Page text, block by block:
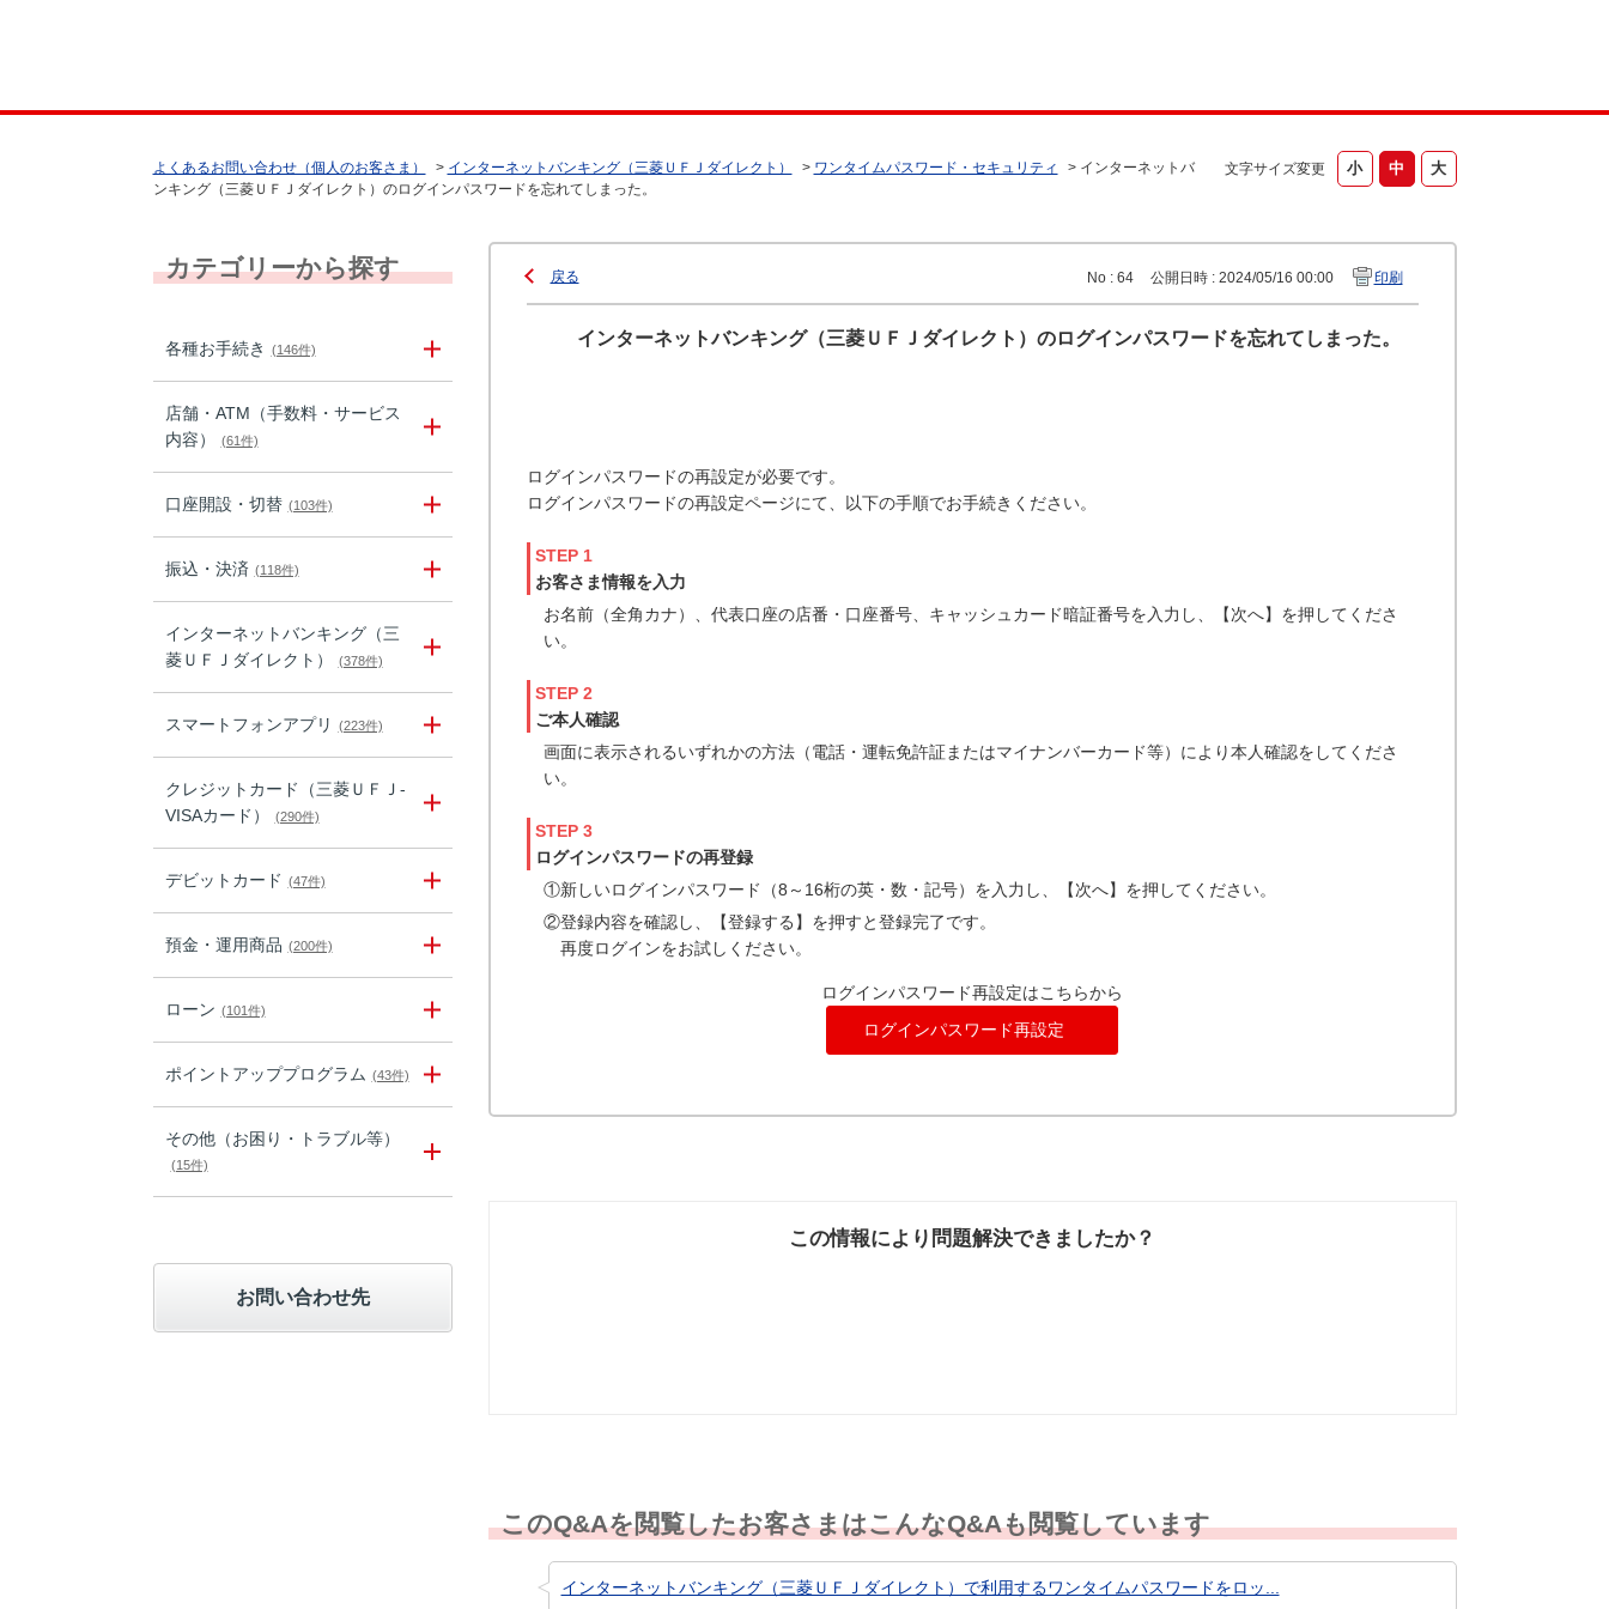
文字サイズ変更
よくあるお問い合わせ（個人のお客さま） > インターネットバンキング（三菱ＵＦＪダイレクト） > ワンタイムパスワード・セキュリティ > インターネットバ
ンキング（三菱ＵＦＪダイレクト）のログインパスワードを忘れてしまった。
カテゴリーから探す
各種お手続き (146件)
店舗・ATM（手数料・サービス
内容）
(61件)
口座開設・切替 (103件)
振込・決済 (118件)
インターネットバンキング（三
菱ＵＦＪダイレクト）
(378件)
スマートフォンアプリ (223件)
クレジットカード（三菱ＵＦＪ-
VISAカード）
(290件)
デビットカード (47件)
預金・運用商品 (200件)
ローン (101件)
ポイントアッププログラム (43件)
その他（お困り・トラブル等）
(15件)
お問い合わせ先
戻る No : 64 公開日時 : 2024/05/16 00:00 印刷
インターネットバンキング（三菱ＵＦＪダイレクト）のログインパスワードを忘れてしまった。
ログインパスワードの再設定が必要です。
ログインパスワードの再設定ページにて、以下の手順でお手続きください。
STEP 1
お客さま情報を入力
お名前（全角カナ）、代表口座の店番・口座番号、キャッシュカード暗証番号を入力し、【次へ】を押してくださ
い。
STEP 2
ご本人確認
画面に表示されるいずれかの方法（電話・運転免許証またはマイナンバーカード等）により本人確認をしてくださ
い。
STEP 3
ログインパスワードの再登録
①新しいログインパスワード（8～16桁の英・数・記号）を入力し、【次へ】を押してください。
②登録内容を確認し、【登録する】を押すと登録完了です。
再度ログインをお試しください。
ログインパスワード再設定はこちらから
ログインパスワード再設定
この情報により問題解決できましたか？
このQ&Aを閲覧したお客さまはこんなQ&Aも閲覧しています
インターネットバンキング（三菱ＵＦＪダイレクト）で利用するワンタイムパスワードをロッ...